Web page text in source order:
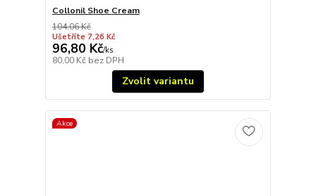
Collonil Shoe Cream
104,06 Kč
Ušetříte 7,26 Kč
96,80 Kč/ks
80,00 Kč bez DPH
Zvolit variantu
Akce